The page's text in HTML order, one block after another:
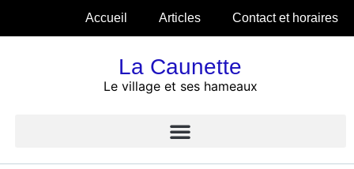
Accueil Articles Contact et horaires
La Caunette
Le village et ses hameaux